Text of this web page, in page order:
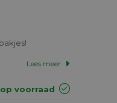
Lees meer
voorraad